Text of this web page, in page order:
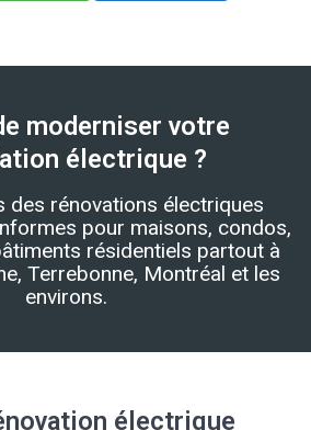
moderniser votre
électrique ?
des rénovations électriques
pour maisons, condos,
résidentiels partout à
Terrebonne, Montréal et les
environs.
électrique